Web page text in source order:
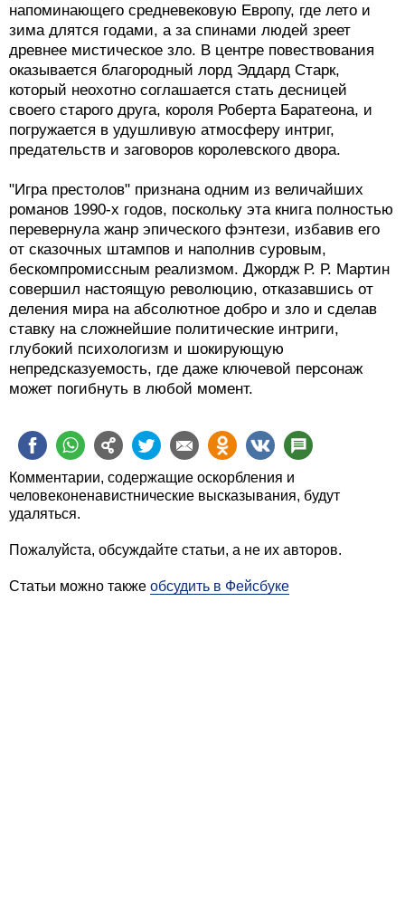
напоминающего средневековую Европу, где лето и
зима длятся годами, а за спинами людей зреет
древнее мистическое зло. В центре повествования
оказывается благородный лорд Эддард Старк,
который неохотно соглашается стать десницей
своего старого друга, короля Роберта Баратеона, и
погружается в удушливую атмосферу интриг,
предательств и заговоров королевского двора.
"Игра престолов" признана одним из величайших
романов 1990-х годов, поскольку эта книга полностью
перевернула жанр эпического фэнтези, избавив его
от сказочных штампов и наполнив суровым,
бескомпромиссным реализмом. Джордж Р. Р. Мартин
совершил настоящую революцию, отказавшись от
деления мира на абсолютное добро и зло и сделав
ставку на сложнейшие политические интриги,
глубокий психологизм и шокирующую
непредсказуемость, где даже ключевой персонаж
может погибнуть в любой момент.
Комментарии, содержащие оскорбления и
человеконенавистнические высказывания, будут
удаляться.
Пожалуйста, обсуждайте статьи, а не их авторов.
Статьи можно также обсудить в Фейсбуке